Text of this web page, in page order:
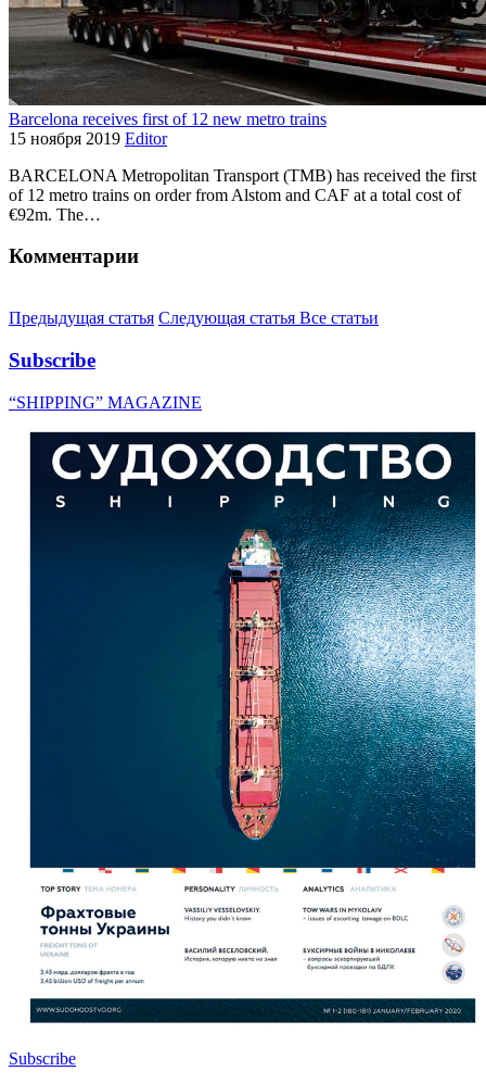
Barcelona receives first of 12 new metro trains
15 ноября 2019 Editor
BARCELONA Metropolitan Transport (TMB) has received the first
of 12 metro trains on order from Alstom and CAF at a total cost of
€92m. The…
Комментарии
Предыдущая статья Следующая статья Все статьи
Subscribe
“SHIPPING” MAGAZINE
Subscribe